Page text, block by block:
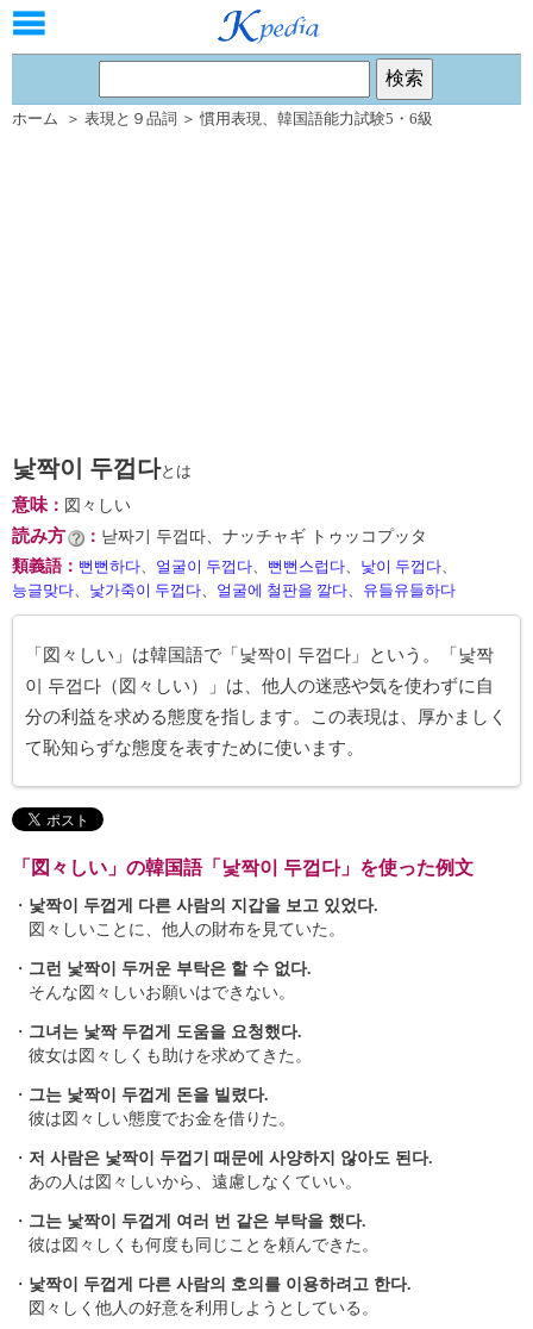
ホーム ＞ 表現と９品詞 ＞ 慣用表現、 韓国語能力試験5・6級
낯짝이 두껍다とは
意味： 図々しい
読み方 ： 낟짜기 두껍따、ナッチャギ トゥッコプッタ
類義語 ： 뻔뻔하다、 얼굴이 두껍다、 뻔뻔스럽다、 낯이 두껍다、
능글맞다、 낯가죽이 두껍다、 얼굴에 철판을 깔다、 유들유들하다
「図々しい」は韓国語で「낯짝이 두껍다」という。「낯짝
이 두껍다（図々しい）」は、他人の迷惑や気を使わずに自
分の利益を求める態度を指します。この表現は、厚かましく
て恥知らずな態度を表すために使います。
「図々しい」の韓国語「낯짝이 두껍다」を使った例文
・ 낯짝이 두껍게 다른 사람의 지갑을 보고 있었다.
図々しいことに、他人の財布を見ていた。
・ 그런 낯짝이 두꺼운 부탁은 할 수 없다.
そんな図々しいお願いはできない。
・ 그녀는 낯짝 두껍게 도움을 요청했다.
彼女は図々しくも助けを求めてきた。
・ 그는 낯짝이 두껍게 돈을 빌렸다.
彼は図々しい態度でお金を借りた。
・ 저 사람은 낯짝이 두껍기 때문에 사양하지 않아도 된다.
あの人は図々しいから、遠慮しなくていい。
・ 그는 낯짝이 두껍게 여러 번 같은 부탁을 했다.
彼は図々しくも何度も同じことを頼んできた。
・ 낯짝이 두껍게 다른 사람의 호의를 이용하려고 한다.
図々しく他人の好意を利用しようとしている。